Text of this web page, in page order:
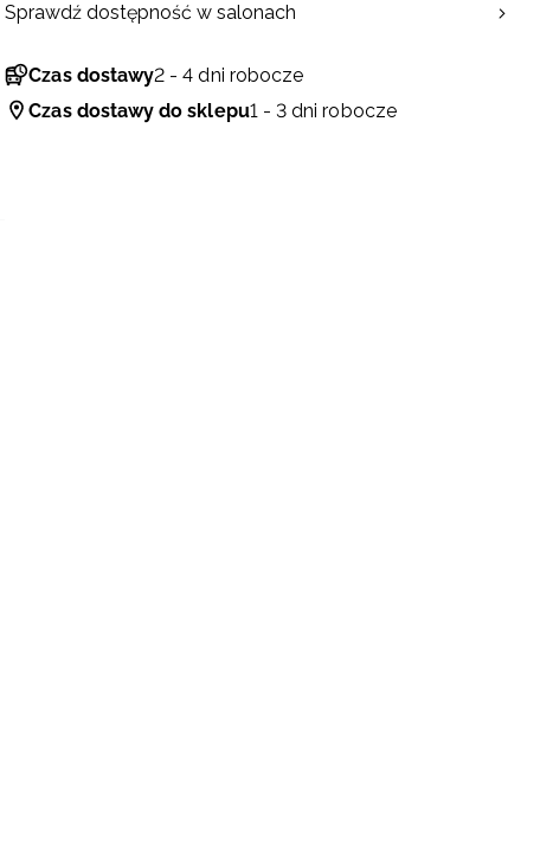
Czas dostawy2 - 4 dni robocze
Czas dostawy do sklepu1 - 3 dni robocze
Sprawdź dostępność w salonach